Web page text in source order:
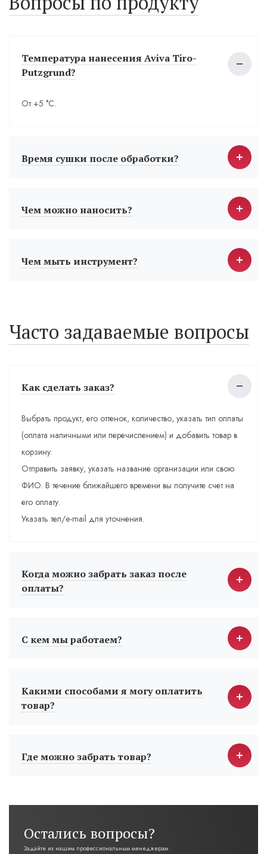
Температура нанесения Aviva Tiro-
Putzgrund?
От +5 °С.
Время сушки после обработки?
Чем можно наносить?
Чем мыть инструмент?
Часто задаваемые вопросы
Как сделать заказ?
Выбрать продукт, его оттенок, количество, указать тип оплаты
(оплата наличными или перечислением) и добавить товар в
корзину.
Отправить заявку, указать название организации или свою
ФИО. В течение ближайшего времени вы получите счет на
его оплату.
Указать тел/e-mail для уточнения.
Когда можно забрать заказ после
оплаты?
С кем мы работаем?
Какими способами я могу оплатить
товар?
Где можно забрать товар?
Остались вопросы?
Задайте их нашим профессиональным менеджерам